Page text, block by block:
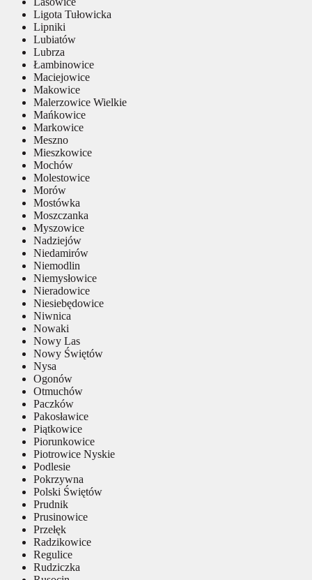
Ligota Tułowicka
Lipniki
Lubiatów
Lubrza
Łambinowice
Maciejowice
Makowice
Malerzowice Wielkie
Mańkowice
Markowice
Meszno
Mieszkowice
Mochów
Molestowice
Morów
Mostówka
Moszczanka
Myszowice
Nadziejów
Niedamirów
Niemodlin
Niemysłowice
Nieradowice
Niesiebędowice
Niwnica
Nowaki
Nowy Las
Nowy Świętów
Nysa
Ogonów
Otmuchów
Paczków
Pakosławice
Piątkowice
Piorunkowice
Piotrowice Nyskie
Podlesie
Pokrzywna
Polski Świętów
Prudnik
Prusinowice
Przełęk
Radzikowice
Regulice
Rudziczka